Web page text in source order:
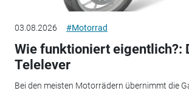
03.08.2026 #Motorrad
Wie funktioniert eigentlich?:
Telelever
Bei den meisten Motorrädern übernimmt die